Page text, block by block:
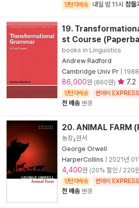
양탄자배송 내일 밤 11시 잠들
19.
st Course
books in Linguistics
Andrew Radford
Cambridge Univ Pr
86,000원 (860원) 7.2
양탄자배송 썬데이 EXPRESS
전 배송 변경
20. ANIMAL FARM
농장』원서
George Orwell
HarperCollins
2021년 01
4,400원 (20% 할인 / 220
양탄자배송 썬데이 EXPRESS
전 배송 변경